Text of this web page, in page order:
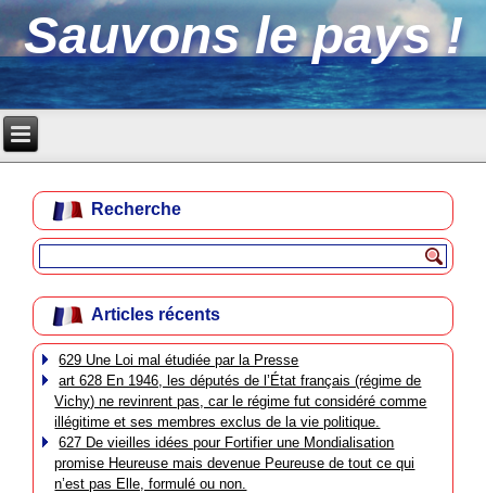
Sauvons le pays !
Recherche
Articles récents
629 Une Loi mal étudiée par la Presse
art 628 En 1946, les députés de l’État français (régime de
Vichy) ne revinrent pas, car le régime fut considéré comme
illégitime et ses membres exclus de la vie politique.
627 De vieilles idées pour Fortifier une Mondialisation
promise Heureuse mais devenue Peureuse de tout ce qui
n’est pas Elle, formulé ou non.